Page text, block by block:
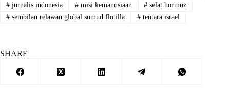
#jurnalis indonesia #misi kemanusiaan # selat hormuz
#sembilan relawan global sumud flotilla #tentara israel
SHARE